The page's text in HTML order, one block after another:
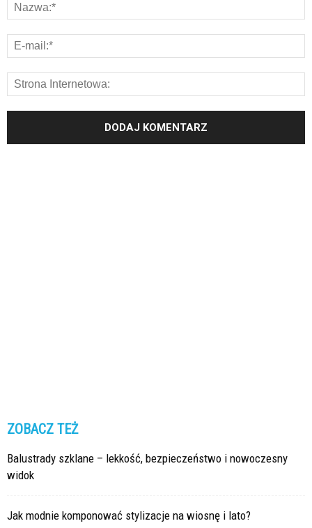
ZOBACZ TEŻ
Balustrady szklane – lekkość, bezpieczeństwo i nowoczesny
widok
Jak modnie komponować stylizacje na wiosnę i lato?